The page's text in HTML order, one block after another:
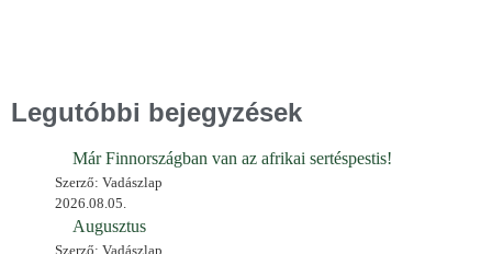
Legutóbbi bejegyzések
Már Finnországban van az afrikai sertéspestis!
Szerző: Vadászlap
2026.08.05.
Augusztus
Szerző: Vadászlap